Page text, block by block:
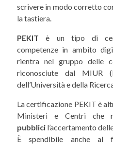
scrivere in modo corretto
la tastiera.
PEKIT è un tipo di
competenze in ambito
rientra nel gruppo delle
riconosciute dal MIUR
dell’Università e della
La certificazione PEKIT è
Ministeri e Centri che
pubblici l’accertamento
È spendibile anche al